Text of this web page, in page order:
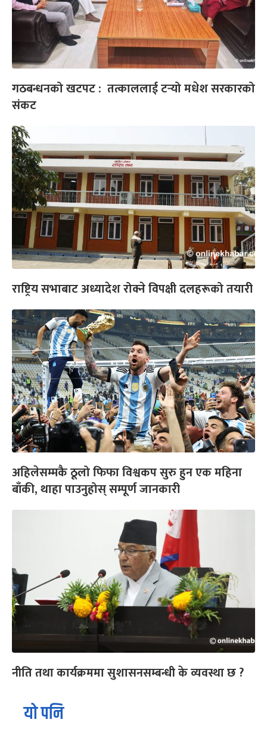
गठबन्धनको खटपट : तत्काललाई टर्‍यो मधेश सरकारको
संकट
राष्ट्रिय सभाबाट अध्यादेश रोक्ने विपक्षी दलहरूको तयारी
अहिलेसम्मकै ठूलो फिफा विश्वकप सुरु हुन एक महिना
बाँकी, थाहा पाउनुहोस् सम्पूर्ण जानकारी
नीति तथा कार्यक्रममा सुशासनसम्बन्धी के व्यवस्था छ ?
यो पनि